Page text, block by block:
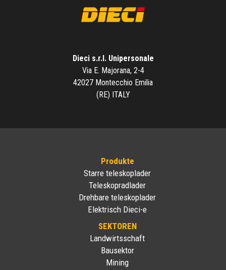
Dieci s.r.l. Unipersonale
Via E. Majorana, 2-4
42027 Montecchio Emilia
(RE) ITALY
Produkte
Starre teleskoplader
Teleskopradlader
Drehbare teleskoplader
Elektrisch Dieci-e
SEKTOREN
Landwirtsschaft
Bausektor
Mining